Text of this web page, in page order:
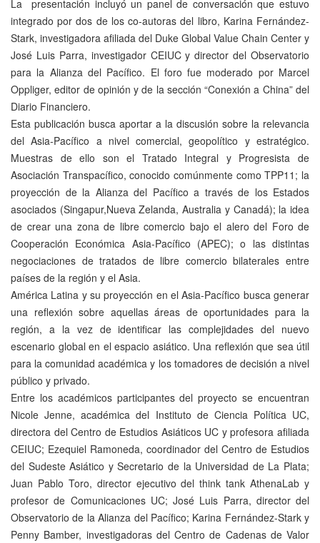
La presentación incluyó un panel de conversación que estuvo
integrado por dos de los co-autoras del libro, Karina Fernández-
Stark, investigadora afiliada del Duke Global Value Chain Center y
José Luis Parra, investigador CEIUC y director del Observatorio
para la Alianza del Pacífico. El foro fue moderado por Marcel
Oppliger, editor de opinión y de la sección “Conexión a China” del
Diario Financiero.
Esta publicación busca aportar a la discusión sobre la relevancia
del Asia-Pacífico a nivel comercial, geopolítico y estratégico.
Muestras de ello son el Tratado Integral y Progresista de
Asociación Transpacífico, conocido comúnmente como TPP11; la
proyección de la Alianza del Pacífico a través de los Estados
asociados (Singapur,Nueva Zelanda, Australia y Canadá); la idea
de crear una zona de libre comercio bajo el alero del Foro de
Cooperación Económica Asia-Pacífico (APEC); o las distintas
negociaciones de tratados de libre comercio bilaterales entre
países de la región y el Asia.
América Latina y su proyección en el Asia-Pacífico busca generar
una reflexión sobre aquellas áreas de oportunidades para la
región, a la vez de identificar las complejidades del nuevo
escenario global en el espacio asiático. Una reflexión que sea útil
para la comunidad académica y los tomadores de decisión a nivel
público y privado.
Entre los académicos participantes del proyecto se encuentran
Nicole Jenne, académica del Instituto de Ciencia Política UC,
directora del Centro de Estudios Asiáticos UC y profesora afiliada
CEIUC; Ezequiel Ramoneda, coordinador del Centro de Estudios
del Sudeste Asiático y Secretario de la Universidad de La Plata;
Juan Pablo Toro, director ejecutivo del think tank AthenaLab y
profesor de Comunicaciones UC; José Luis Parra, director del
Observatorio de la Alianza del Pacífico; Karina Fernández-Stark y
Penny Bamber, investigadoras del Centro de Cadenas de Valor